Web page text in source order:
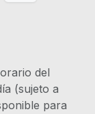
del
(sujeto a
para